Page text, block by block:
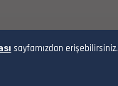
sayfamızdan erişebilirsiniz.